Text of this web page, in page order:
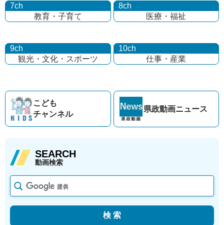
7ch
教育・子育て
8ch
医療・福祉
9ch
観光・文化・ スポーツ
10ch
仕事・産業
こども
チャンネル
県政動画ニュース
SEARCH
動画検索